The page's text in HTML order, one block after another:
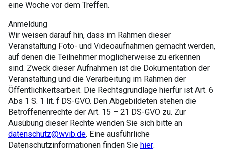
eine Woche vor dem Treffen.
Anmeldung
Wir weisen darauf hin, dass im Rahmen dieser
Veranstaltung Foto- und Videoaufnahmen gemacht werden,
auf denen die Teilnehmer möglicherweise zu erkennen
sind. Zweck dieser Aufnahmen ist die Dokumentation der
Veranstaltung und die Verarbeitung im Rahmen der
Öffentlichkeitsarbeit. Die Rechtsgrundlage hierfür ist Art. 6
Abs 1 S. 1 lit. f DS-GVO. Den Abgebildeten stehen die
Betroffenenrechte der Art. 15 – 21 DS-GVO zu. Zur
Ausübung dieser Rechte wenden Sie sich bitte an
datenschutz@wvib.de. Eine ausführliche
Datenschutzinformationen finden Sie hier.